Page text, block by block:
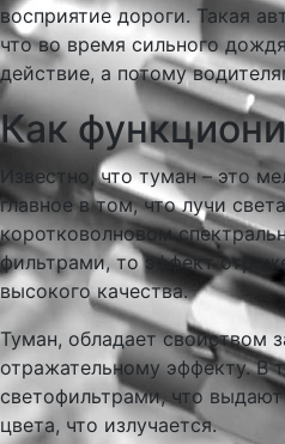
восприятие дороги. Такая
что во время сильного
действие, а потому
Как
Известно, что туман – это
главное в том, что лучи
коротковолновом
фильтрами, то эффект
высокого качества.
Туман, обладает свойством
отражательному эффекту. В
светофильтрами, что
цвета, что излучается.